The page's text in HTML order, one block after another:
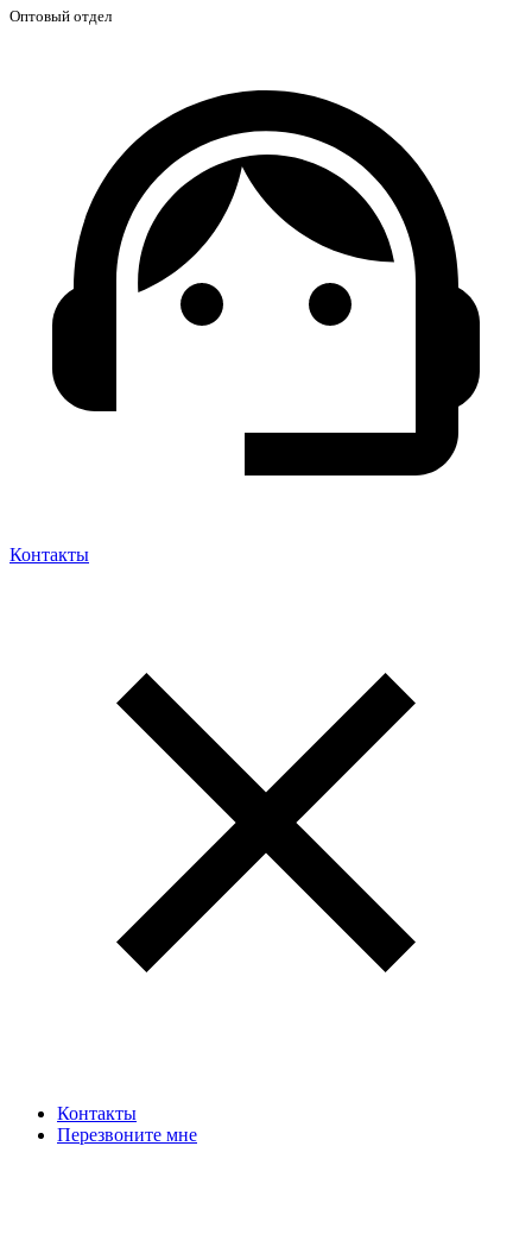
Оптовый отдел
Контакты
Контакты
Перезвоните мне